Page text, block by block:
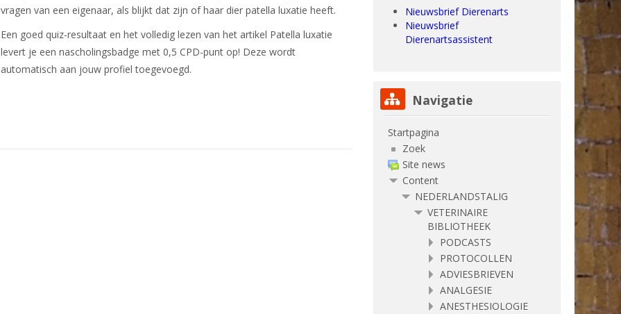
vragen van een eigenaar, als blijkt dat zijn of haar dier patella luxatie heeft.
Een goed quiz-resultaat en het volledig lezen van het artikel Patella luxatie
levert je een nascholingsbadge met 0,5 CPD-punt op! Deze wordt
automatisch aan jouw profiel toegevoegd.
Nieuwsbrief Dierenarts
Nieuwsbrief
Dierenartsassistent
Navigatie overslaan
Navigatie
Startpagina
Zoek
Site news
Content
NEDERLANDSTALIG
VETERINAIRE
BIBLIOTHEEK
PODCASTS
PROTOCOLLEN
ADVIESBRIEVEN
ANALGESIE
ANESTHESIOLOGIE